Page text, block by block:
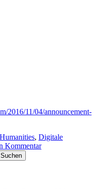
2016/11/04/announcement-
, Digitale
Kommentar